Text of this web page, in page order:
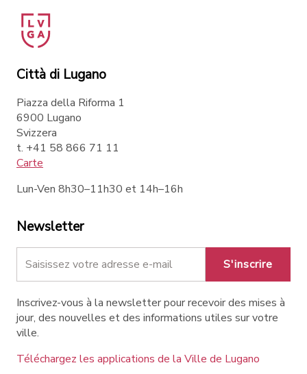
Città di Lugano
Piazza della Riforma 1
6900 Lugano
Svizzera
t. +41 58 866 71 11
Carte
Lun-Ven 8h30–11h30 et 14h–16h
Newsletter
S'inscrire
Inscrivez-vous à la newsletter pour recevoir des mises à
jour, des nouvelles et des informations utiles sur votre
ville.
Téléchargez les applications de la Ville de Lugano